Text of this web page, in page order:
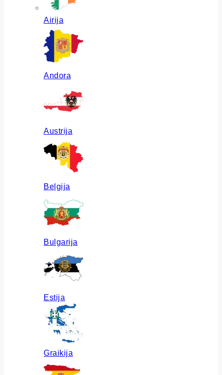
Airija
Andora
Austrija
Belgija
Bulgarija
Estija
Graikija